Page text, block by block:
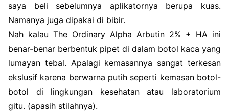
saya beli sebelumnya aplikatornya berupa kuas.
Namanya juga dipakai di bibir.
Nah kalau The Ordinary Alpha Arbutin 2% + HA ini
benar-benar berbentuk pipet di dalam botol kaca yang
lumayan tebal. Apalagi kemasannya sangat terkesan
ekslusif karena berwarna putih seperti kemasan botol-
botol di lingkungan kesehatan atau laboratorium
gitu. (apasih stilahnya).